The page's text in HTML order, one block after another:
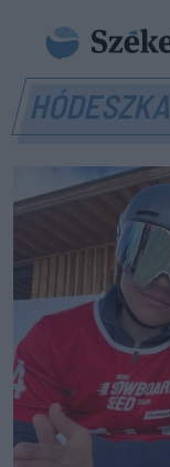
HÓDESZKA